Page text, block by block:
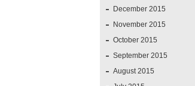
December 2015
November 2015
October 2015
September 2015
August 2015